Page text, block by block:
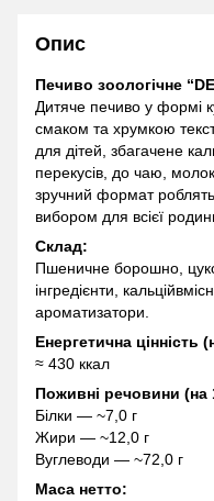
Опис
Печиво зоологічне
Дитяче печиво у формі
смаком та хрумкою
для дітей, збагачене
перекусів, до чаю,
зручний формат
вибором для всієї
Склад:
Пшеничне борошно,
інгредієнти,
ароматизатори.
Енергетична цінність
≈ 430 ккал
Поживні речовини (на
Білки — ~7,0 г
Жири — ~12,0 г
Вуглеводи — ~72,0 г
Маса нетто: